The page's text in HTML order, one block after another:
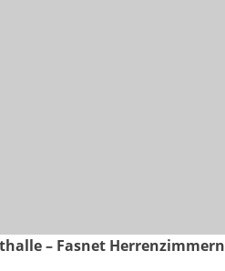
– Fasnet Herrenzimmern